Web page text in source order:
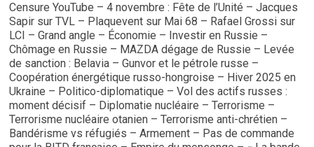
Censure YouTube – 4 novembre : Fête de l’Unité – Jacques
Sapir sur TVL – Plaquevent sur Mai 68 – Rafael Grossi sur
LCI – Grand angle – Économie – Investir en Russie –
Chômage en Russie – MAZDA dégage de Russie – Levée
de sanction : Belavia – Gunvor et le pétrole russe –
Coopération énergétique russo-hongroise – Hiver 2025 en
Ukraine – Politico-diplomatique – Vol des actifs russes :
moment décisif – Diplomatie nucléaire – Terrorisme –
Terrorisme nucléaire otanien – Terrorisme anti-chrétien –
Bandérisme vs réfugiés – Armement – Pas de commande